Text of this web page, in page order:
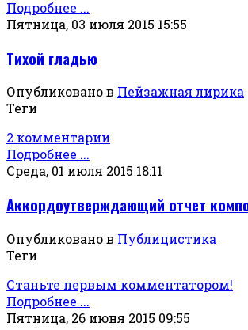
Подробнее ...
Пятница, 03 июля 2015 15:55
Тихой гладью
Опубликовано в Пейзажная лирика
Теги
2 комментарии
Подробнее ...
Среда, 01 июля 2015 18:11
Аккордоутверждающий отчет
Опубликовано в Публицистика
Теги
Станьте первым комментатором!
Подробнее ...
Пятница, 26 июня 2015 09:55